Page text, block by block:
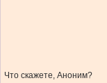
Что скажете, Аноним?